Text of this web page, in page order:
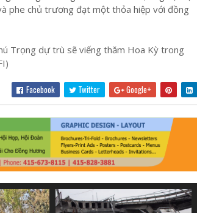
phe chủ trương đạt một thỏa hiệp với đồng
Trọng dự trù sẽ viếng thăm Hoa Kỳ trong
Facebook Twitter Google+